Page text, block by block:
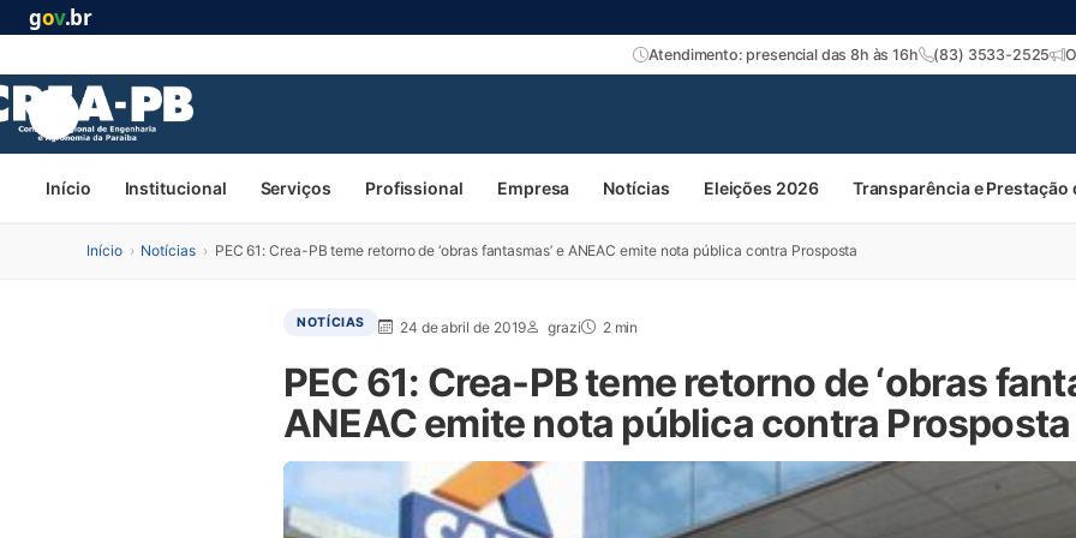
gov.br
Atendimento: presencial das 8h às 16h (83) 3533-2525
Início Institucional Serviços Profissional Empresa Notícias Eleições 2026 Transparência e Prestação
Início › Notícias › PEC 61: Crea-PB teme retorno de ‘obras fantasmas’ e ANEAC emite nota pública contra Prosposta
NOTÍCIAS 24 de abril de 2019 grazi 2 min
PEC 61: Crea-PB teme retorno de ‘obras
ANEAC emite nota pública contra Prosposta